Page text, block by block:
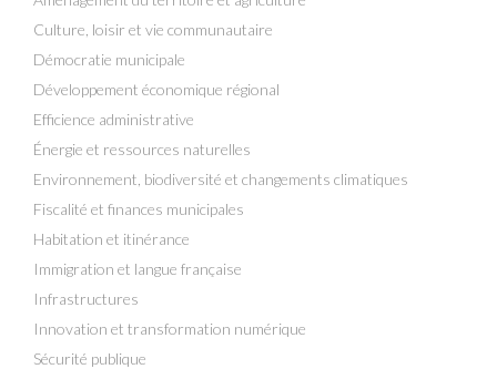
Culture, loisir et vie communautaire
Démocratie municipale
Développement économique régional
Efficience administrative
Énergie et ressources naturelles
Environnement, biodiversité et changements climatiques
Fiscalité et finances municipales
Habitation et itinérance
Immigration et langue française
Infrastructures
Innovation et transformation numérique
Sécurité publique